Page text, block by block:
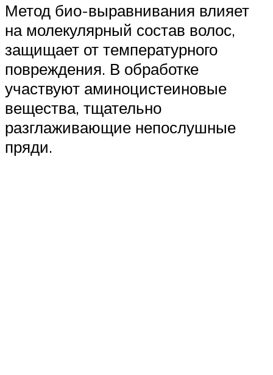
Метод био-выравнивания влияет
на молекулярный состав волос,
защищает от температурного
повреждения. В обработке
участвуют аминоцистеиновые
вещества, тщательно
разглаживающие непослушные
пряди.